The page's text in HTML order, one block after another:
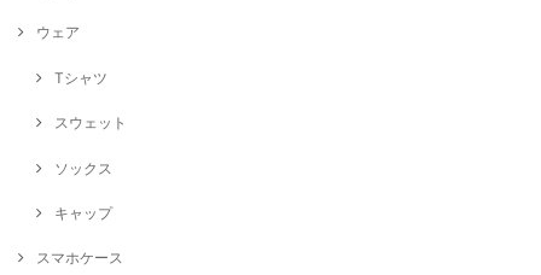
ウェア
Tシャツ
スウェット
ソックス
キャップ
スマホケース